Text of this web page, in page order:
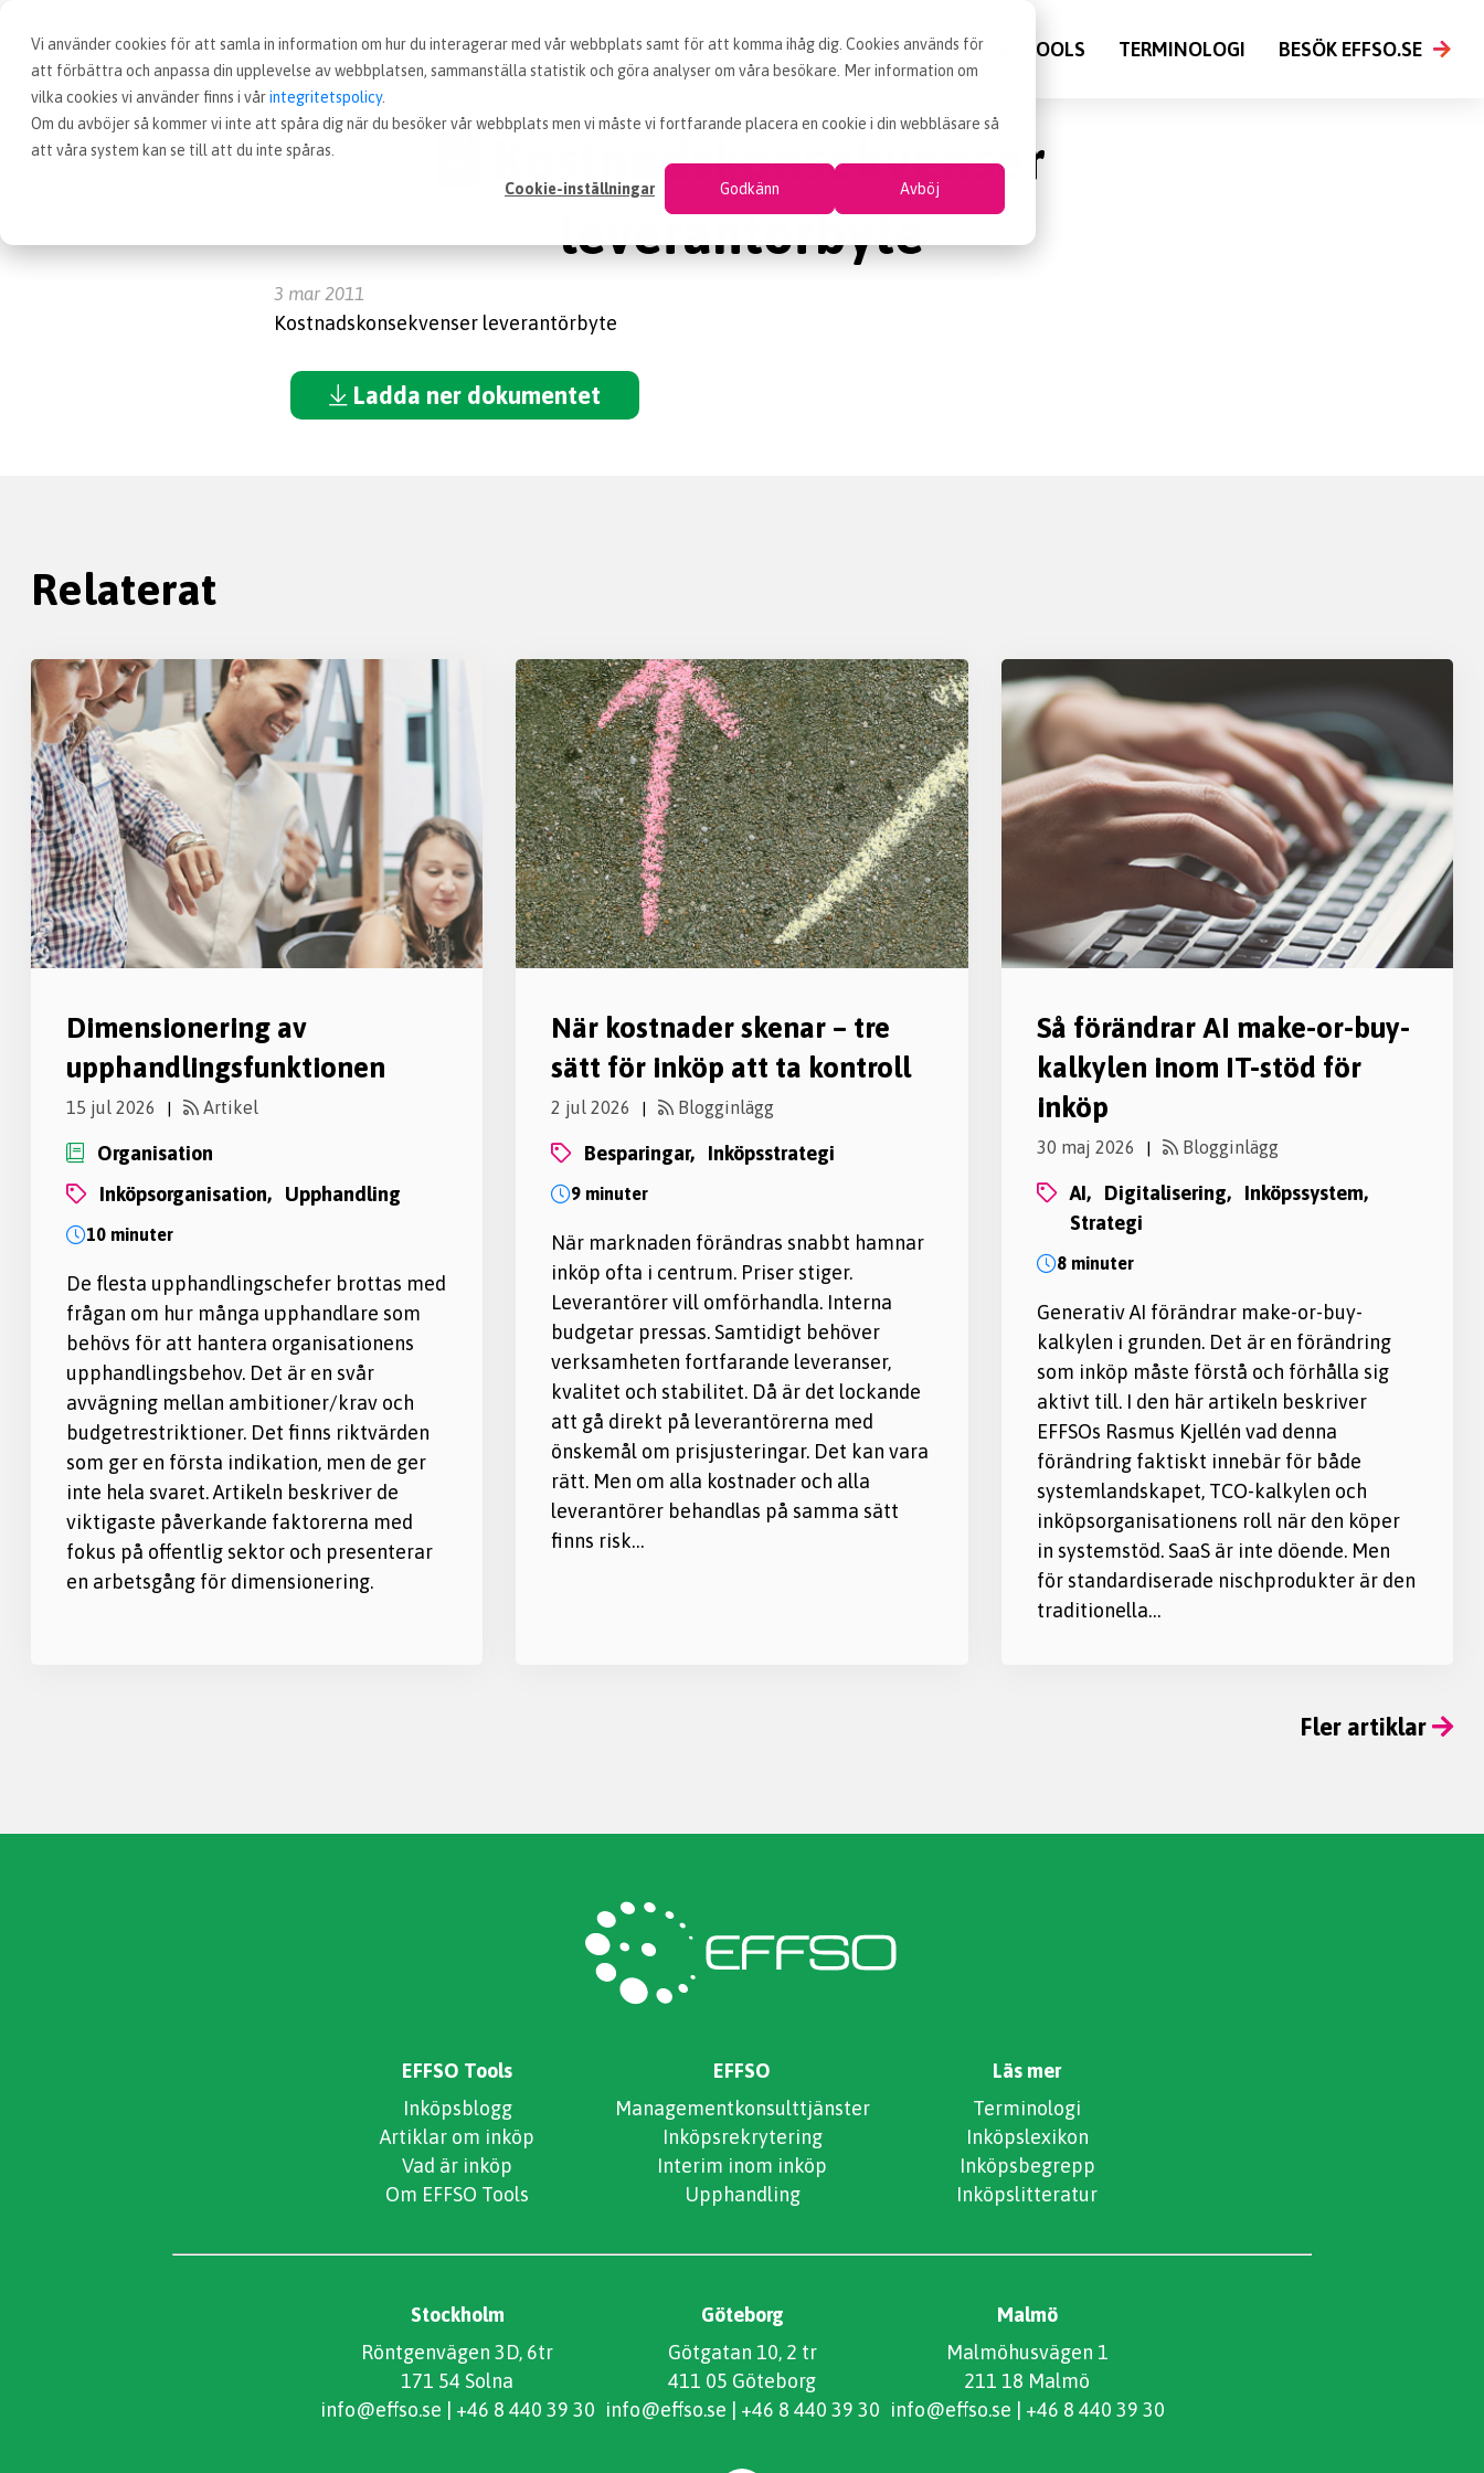
Vi använder cookies för att samla in information om hur du interagerar med vår webbplats samt för att komma ihåg dig. Cookies används för
att förbättra och anpassa din upplevelse av webbplatsen, sammanställa statistik och göra analyser om våra besökare. Mer information om
vilka cookies vi använder finns i vårintegritetspolicy.
Om du avböjer så kommer vi inte att spåra dig när du besöker vår webbplats men vi måste vi fortfarande placera en cookie i din webbläsare så
att våra system kan se till att du inte spåras.
Cookie-inställningar Godkänn Avböj
BLOGG ARTIKLAR VAD ÄR INKÖP OM EFFSO TOOLS TERMINOLOGI BESÖK EFFSO.SE
Kostnadskonsekvenser
leverantörbyte
3 mar 2011
Kostnadskonsekvenser leverantörbyte
Ladda ner dokumentet
Relaterat
Dimensionering av
upphandlingsfunktionen
15 jul 2026 | Artikel
Organisation
inköpsorganisation,
upphandling
10 minuter
De flesta upphandlingschefer brottas med
frågan om hur många upphandlare som
behövs för att hantera organisationens
upphandlingsbehov. Det är en svår
avvägning mellan ambitioner/krav och
budgetrestriktioner. Det finns riktvärden
som ger en första indikation, men de ger
inte hela svaret. Artikeln beskriver de
viktigaste påverkande faktorerna med
fokus på offentlig sektor och presenterar
en arbetsgång för dimensionering.
När kostnader skenar – tre
sätt för inköp att ta kontroll
2 jul 2026 | Blogginlägg
besparingar, inköpsstrategi
9 minuter
När marknaden förändras snabbt hamnar
inköp ofta i centrum. Priser stiger.
Leverantörer vill omförhandla. Interna
budgetar pressas. Samtidigt behöver
verksamheten fortfarande leveranser,
kvalitet och stabilitet. Då är det lockande
att gå direkt på leverantörerna med
önskemål om prisjusteringar. Det kan vara
rätt. Men om alla kostnader och alla
leverantörer behandlas på samma sätt
finns risk…
Så förändrar AI make-or-buy-
kalkylen inom IT-stöd för
inköp
30 maj 2026 | Blogginlägg
AI, digitalisering,
inköpssystem,
strategi
8 minuter
Generativ AI förändrar make-or-buy-
kalkylen i grunden. Det är en förändring
som inköp måste förstå och förhålla sig
aktivt till. I den här artikeln beskriver
EFFSOs Rasmus Kjellén vad denna
förändring faktiskt innebär för både
systemlandskapet, TCO-kalkylen och
inköpsorganisationens roll när den köper
in systemstöd. SaaS är inte döende. Men
för standardiserade nischprodukter är den
traditionella…
Fler artiklar
EFFSO Tools
Inköpsblogg
Artiklar om inköp
Vad är inköp
Om EFFSO Tools
EFFSO
Managementkonsulttjänster
Inköpsrekrytering
Interim inom inköp
Upphandling
Läs mer
Terminologi
Inköpslexikon
Inköpsbegrepp
Inköpslitteratur
Stockholm
Röntgenvägen 3D, 6tr
171 54 Solna
info@effso.se
+46 8 440 39 30
Göteborg
Götgatan 10, 2 tr
411 05 Göteborg
info@effso.se
+46 8 440 39 30
Malmö
Malmöhusvägen 1
211 18 Malmö
info@effso.se
+46 8 440 39 30